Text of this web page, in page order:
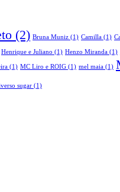
(2) Bruna Muniz (1) Camilla (1)
Henrique e Juliano (1) Henzo Miranda (1)
(1) MC Liro e ROIG (1) mel maia (1)
sugar (1)